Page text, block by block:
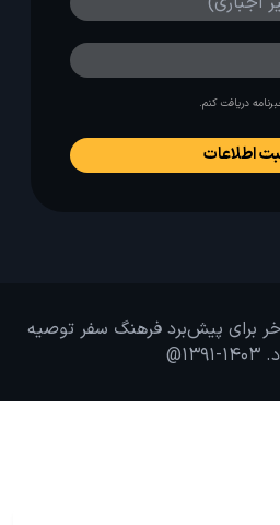
دریافت کنم.
برای پیش‌برد فرهنگ سفر توصیه